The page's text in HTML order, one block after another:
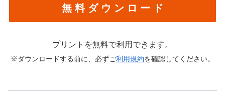
無 料 ダ ウ ン ロ ー ド
プリントを無料で利用できます。
※ダウンロードする前に、必ずご利用規約を確認してください。